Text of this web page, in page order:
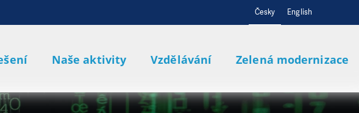
Česky English
Naše aktivity Vzdělávání Zelená modernizace